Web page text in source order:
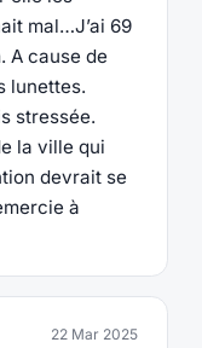
mal…J’ai 69
A cause de
lunettes.
stressée.
la ville qui
devrait se
à
22 Mar 2025